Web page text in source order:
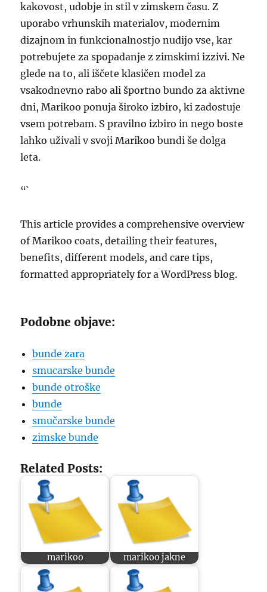
kakovost, udobje in stil v zimskem času. Z
uporabo vrhunskih materialov, modernim
dizajnom in funkcionalnostjo nudijo vse, kar
potrebujete za spopadanje z zimskimi izzivi. Ne
glede na to, ali iščete klasičen model za
vsakodnevno rabo ali športno bundo za aktivne
dni, Marikoo ponuja široko izbiro, ki zadostuje
vsem potrebam. S pravilno izbiro in nego boste
lahko uživali v svoji Marikoo bundi še dolga
leta.
“`
This article provides a comprehensive overview
of Marikoo coats, detailing their features,
benefits, different models, and care tips,
formatted appropriately for a WordPress blog.
Podobne objave:
bunde zara
smucarske bunde
bunde otroške
bunde
smučarske bunde
zimske bunde
Related Posts:
marikoo marikoo jakne